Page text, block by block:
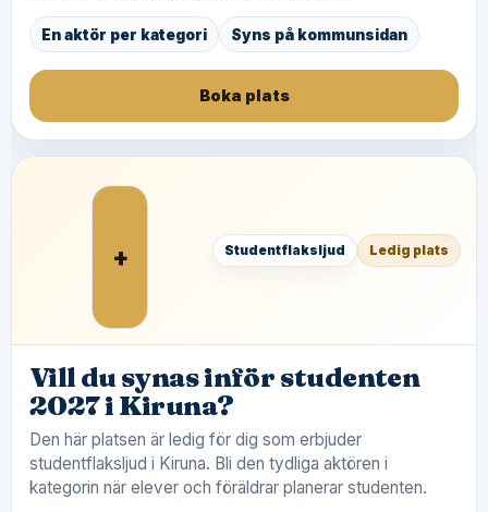
En aktör per kategori Syns på kommunsidan
Boka plats
+ Studentflaksljud Ledig plats
Vill du synas inför studenten
2027 i Kiruna?
Den här platsen är ledig för dig som erbjuder
studentflaksljud i Kiruna. Bli den tydliga aktören i
kategorin när elever och föräldrar planerar studenten.